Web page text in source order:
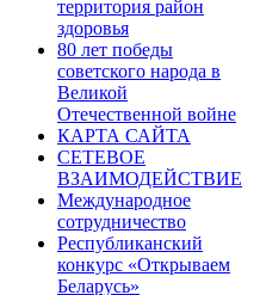
территория район
здоровья
80 лет победы
советского народа в
Великой
Отечественной войне
КАРТА САЙТА
СЕТЕВОЕ
ВЗАИМОДЕЙСТВИЕ
Международное
сотрудничество
Республиканский
конкурс «Открываем
Беларусь»